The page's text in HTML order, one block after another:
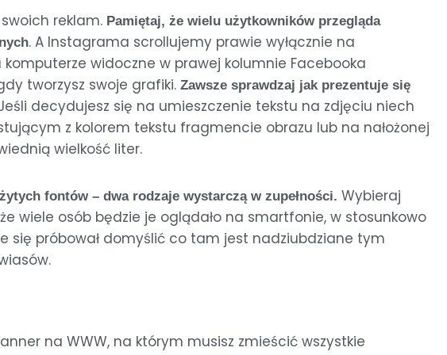
reklam. Pamiętaj, że wielu użytkowników przegląda
. A Instagrama scrollujemy prawie wyłącznie na
widoczne w prawej kolumnie Facebooka
tworzysz swoje grafiki. Zawsze sprawdzaj jak prezentuje się
decydujesz się na umieszczenie tekstu na zdjęciu niech
z kolorem tekstu fragmencie obrazu lub na nałożonej
wielkość liter.
fontów – dwa rodzaje wystarczą w zupełności. Wybieraj
wiele osób będzie je oglądało na smartfonie, w stosunkowo
się próbował domyślić co tam jest nadziubdziane tym
na WWW, na którym musisz zmieścić wszystkie